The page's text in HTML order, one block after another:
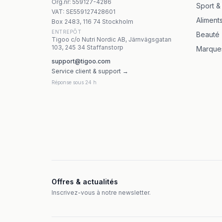
Yango - Liposomal Vitamin C - 60 kapslar
Org.nr: 559127-4286
VAT: SE559127428601
Box 2483, 116 74 Stockholm
ENTREPÔT
Tigoo c/o Nutri Nordic AB, Järnvägsgatan
103, 245 34 Staffanstorp
support@tigoo.com
Service client & support →
Réponse sous 24 h
Sport &
Beauté
Offres & actualités
Inscrivez-vous à notre newsletter.